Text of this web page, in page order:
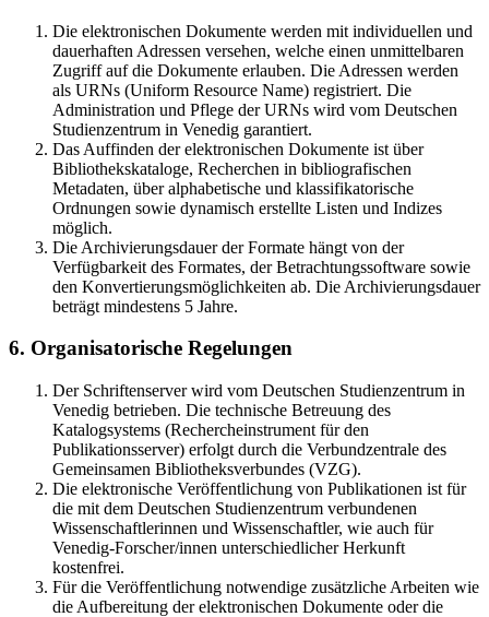
Die elektronischen Dokumente werden mit individuellen und
dauerhaften Adressen versehen, welche einen unmittelbaren
Zugriff auf die Dokumente erlauben. Die Adressen werden
als URNs (Uniform Resource Name) registriert. Die
Administration und Pflege der URNs wird vom Deutschen
Studienzentrum in Venedig garantiert.
Das Auffinden der elektronischen Dokumente ist über
Bibliothekskataloge, Recherchen in bibliografischen
Metadaten, über alphabetische und klassifikatorische
Ordnungen sowie dynamisch erstellte Listen und Indizes
möglich.
Die Archivierungsdauer der Formate hängt von der
Verfügbarkeit des Formates, der Betrachtungssoftware sowie
den Konvertierungsmöglichkeiten ab. Die Archivierungsdauer
beträgt mindestens 5 Jahre.
6. Organisatorische Regelungen
Der Schriftenserver wird vom Deutschen Studienzentrum in
Venedig betrieben. Die technische Betreuung des
Katalogsystems (Rechercheinstrument für den
Publikationsserver) erfolgt durch die Verbundzentrale des
Gemeinsamen Bibliotheksverbundes (VZG).
Die elektronische Veröffentlichung von Publikationen ist für
die mit dem Deutschen Studienzentrum verbundenen
Wissenschaftlerinnen und Wissenschaftler, wie auch für
Venedig-Forscher/innen unterschiedlicher Herkunft
kostenfrei.
Für die Veröffentlichung notwendige zusätzliche Arbeiten wie
die Aufbereitung der elektronischen Dokumente oder die